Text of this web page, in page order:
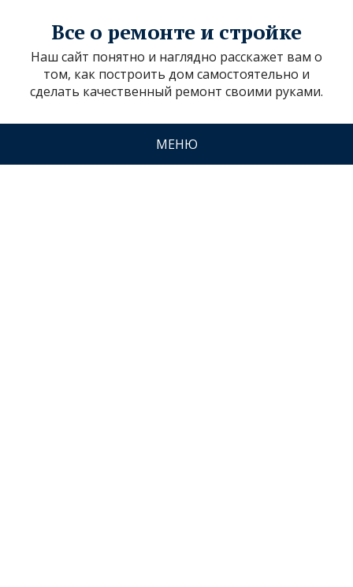
Все о ремонте и стройке
Наш сайт понятно и наглядно расскажет вам о
том, как построить дом самостоятельно и
сделать качественный ремонт своими руками.
МЕНЮ